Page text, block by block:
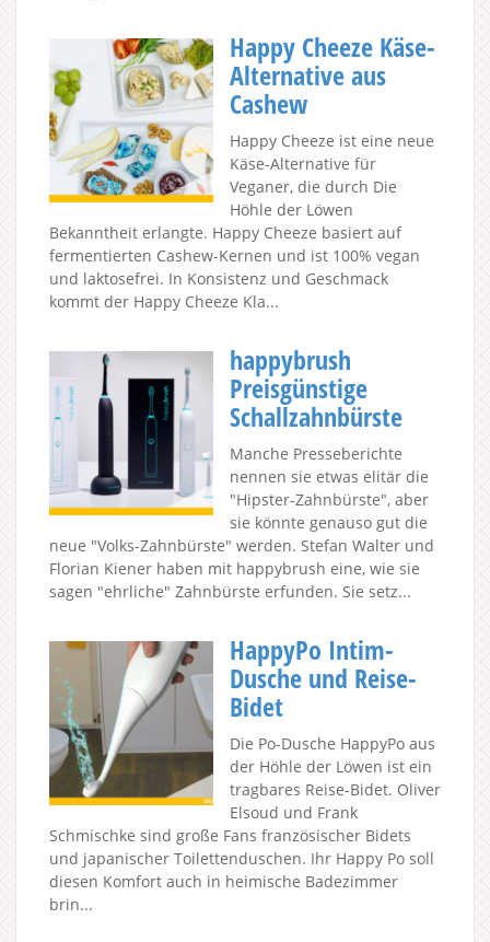
Happy Cheeze Käse-
Alternative aus
Cashew
Happy Cheeze ist eine neue
Käse-Alternative für
Veganer, die durch Die
Höhle der Löwen
Bekanntheit erlangte. Happy Cheeze basiert auf
fermentierten Cashew-Kernen und ist 100% vegan
und laktosefrei. In Konsistenz und Geschmack
kommt der Happy Cheeze Kla...
happybrush
Preisgünstige
Schallzahnbürste
Manche Presseberichte
nennen sie etwas elitär die
"Hipster-Zahnbürste", aber
sie könnte genauso gut die
neue "Volks-Zahnbürste" werden. Stefan Walter und
Florian Kiener haben mit happybrush eine, wie sie
sagen "ehrliche" Zahnbürste erfunden. Sie setz...
HappyPo Intim-
Dusche und Reise-
Bidet
Die Po-Dusche HappyPo aus
der Höhle der Löwen ist ein
tragbares Reise-Bidet. Oliver
Elsoud und Frank
Schmischke sind große Fans französischer Bidets
und japanischer Toilettenduschen. Ihr Happy Po soll
diesen Komfort auch in heimische Badezimmer
brin...